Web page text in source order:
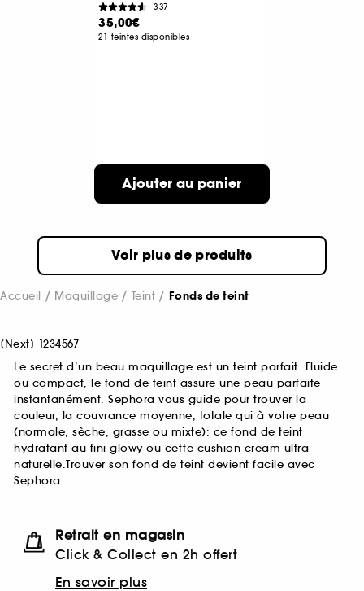
337
35,00€
21 teintes disponibles
Ajouter au panier
Voir plus de produits
Accueil Maquillage Teint Fonds de teint
[Next] 1234567
Le secret d’un beau maquillage est un teint parfait. Fluide
ou compact, le fond de teint assure une peau parfaite
instantanément. Sephora vous guide pour trouver la
couleur, la couvrance moyenne, totale qui à votre peau
(normale, sèche, grasse ou mixte): ce fond de teint
hydratant au fini glowy ou cette cushion cream ultra-
naturelle.Trouver son fond de teint devient facile avec
Sephora.
Retrait en magasin
Click & Collect en 2h offert
En savoir plus